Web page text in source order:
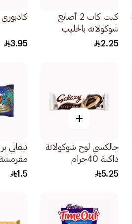
كيت كات 2 أصابع
شوكولاته بالحليب
20.5جرام
2.25
كادبوري
3.95
+
جالكسي لوح شوكولاتة
داكنة 40جرام
5.25
تيفاني
مقرمشة
1.5